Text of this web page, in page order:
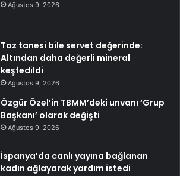
Ağustos 9, 2026
Toz tanesi bile servet değerinde:
Altından daha değerli mineral
keşfedildi
Ağustos 9, 2026
Özgür Özel’in TBMM’deki unvanı ‘Grup
Başkanı’ olarak değişti
Ağustos 9, 2026
İspanya’da canlı yayına bağlanan
kadın ağlayarak yardım istedi